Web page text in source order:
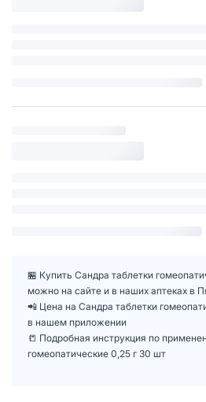
🏪 Купить Сандра таблетки
можно на сайте и в наших аптеках в
📲 Цена на Сандра таблетки
в нашем приложении
📒 Подробная инструкция по
гомеопатические 0,25 г 30 шт